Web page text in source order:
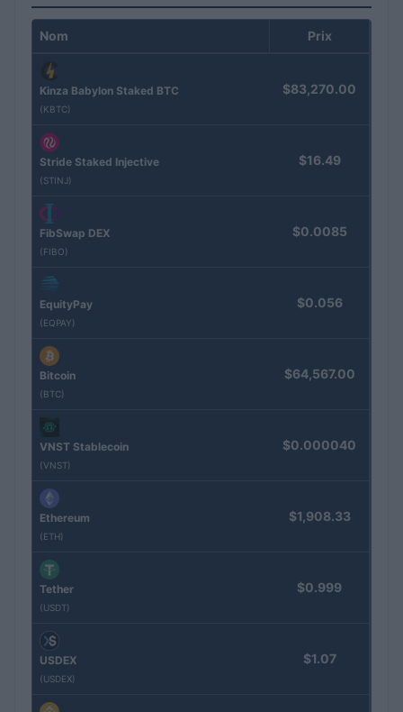
Nom Prix
Kinza Babylon Staked BTC
(KBTC)
$83,270.00
Stride Staked Injective
(STINJ)
$16.49
FibSwap DEX
(FIBO)
$0.0085
EquityPay
(EQPAY)
$0.056
Bitcoin
(BTC)
$64,567.00
VNST Stablecoin
(VNST)
$0.000040
Ethereum
(ETH)
$1,908.33
Tether
(USDT)
$0.999
USDEX
(USDEX)
$1.07